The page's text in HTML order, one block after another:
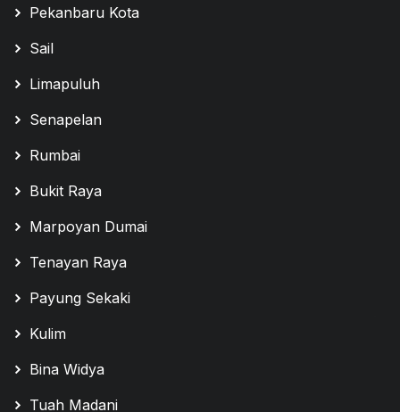
Pekanbaru Kota
Sail
Limapuluh
Senapelan
Rumbai
Bukit Raya
Marpoyan Dumai
Tenayan Raya
Payung Sekaki
Kulim
Bina Widya
Tuah Madani